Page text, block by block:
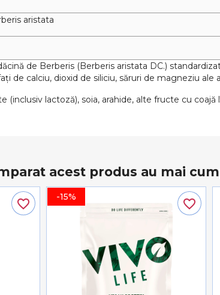
aristata
de Berberis (Berberis aristata DC.)
de calciu, dioxid de siliciu, săruri de magneziu ale
(inclusiv lactoză), soia, arahide, alte fructe cu
acest produs au mai
favorite_border -15% favorite_border